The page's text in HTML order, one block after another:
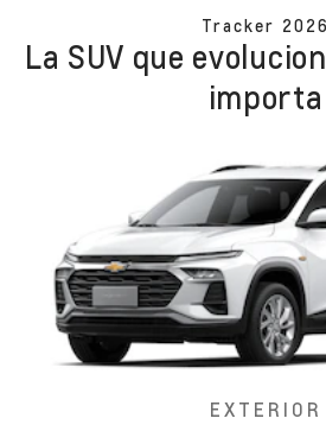
Tracker 2026
La SUV que
importa
EXTERIOR